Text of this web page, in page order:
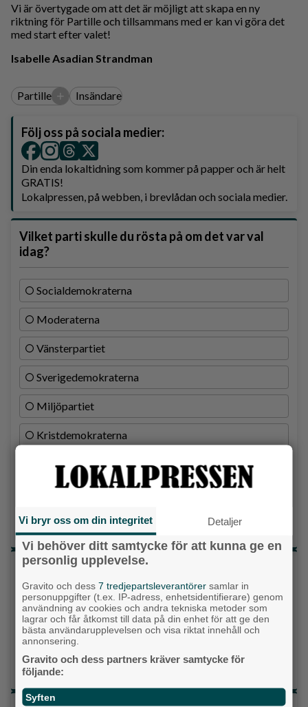
Vi är övertygade om att det är möjligt att skapa en ny
riktning för Partille och tillsammans med er kan vi göra det
med start efter valet!
Isabelle Asadian Strandman
Partille + Insändare
Följ oss på sociala medier:
Din enda lokaltidning som kommer på papper och är helt
GRATIS!
Lokalpressen, på webben, i brevlådan och sociala medier.
Vilket parti skulle du rösta på om det var val
idag?
Socialdemokraterna
Moderaterna
Vänsterpartiet
Sverigedemokraterna
Miljöpartiet
Kristdemokraterna
Centerpartiet
Liberalerna
Vet ej
Topp tre denna veckan
Milstolpen: Ny tunnel är på plats under
järnvägen
Detta händer i Alingsås 3–10 augusti
Gatuköksklassiker blev succé – nu växlar
Ånga upp
Vi bryr oss om din integritet Detaljer
Vi behöver ditt samtycke för att kunna ge en
personlig upplevelse.
Gravito och dess7 tredjepartsleverantörer samlar in
personuppgifter (t.ex. IP-adress, enhetsidentifierare) genom
användning av cookies och andra tekniska metoder som
lagrar och får åtkomst till data på din enhet för att ge den
bästa användarupplevelsen och visa riktat innehåll och
annonsering.
Gravito och dess partners kräver samtycke för
följande:
Syften